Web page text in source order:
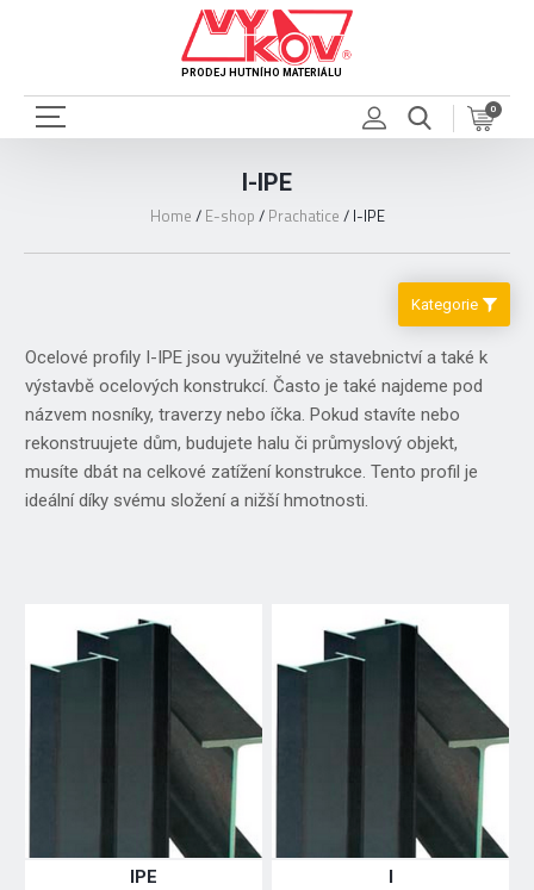
PRODEJ HUTNÍHO MATERIÁLU
0
I-IPE
Home / E-shop / Prachatice / I-IPE
Kategorie
Ocelové profily I-IPE jsou využitelné ve stavebnictví a také k
výstavbě ocelových konstrukcí. Často je také najdeme pod
názvem nosníky, traverzy nebo íčka. Pokud stavíte nebo
rekonstruujete dům, budujete halu či průmyslový objekt,
musíte dbát na celkové zatížení konstrukce. Tento profil je
ideální díky svému složení a nižší hmotnosti.
IPE I